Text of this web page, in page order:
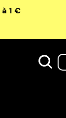
à 1 €